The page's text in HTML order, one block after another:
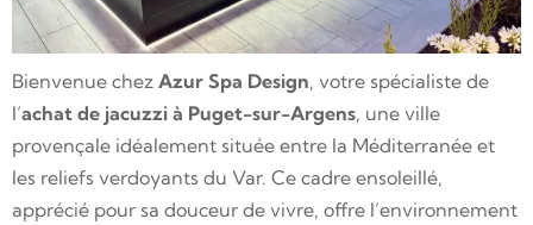
Bienvenue chez Azur Spa Design, votre spécialiste de
l’achat de jacuzzi à Puget-sur-Argens, une ville
provençale idéalement située entre la Méditerranée et
les reliefs verdoyants du Var. Ce cadre ensoleillé,
apprécié pour sa douceur de vivre, offre l’environnement